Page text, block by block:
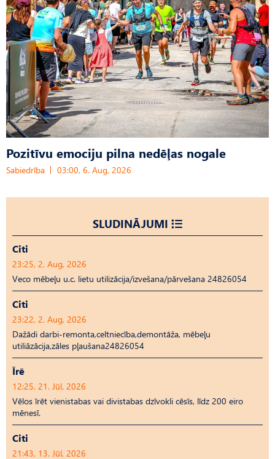
Pozitīvu emociju pilna nedēļas nogale
Sabiedrība 03:00, 6. Aug, 2026
SLUDINĀJUMI
Citi
23:25, 2. Aug, 2026
Veco mēbeļu u.c. lietu utilizācija/izvešana/pārvešana 24826054
Citi
23:22, 2. Aug, 2026
Dažādi darbi-remonta,celtniecība,demontāža, mēbeļu
utiliāzācija,zāles pļaušana24826054
Īrē
12:25, 21. Jūl, 2026
Vēlos īrēt vienistabas vai divistabas dzīvokli cēsīs, līdz 200 eiro
mēnesī.
Citi
21:43, 13. Jūl, 2026